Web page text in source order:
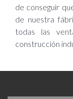
de conseguir
de nuestra
todas las
construcción